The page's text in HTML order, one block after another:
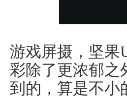
游戏屏摄，坚果
彩除了更浓郁之
到的，算是不小